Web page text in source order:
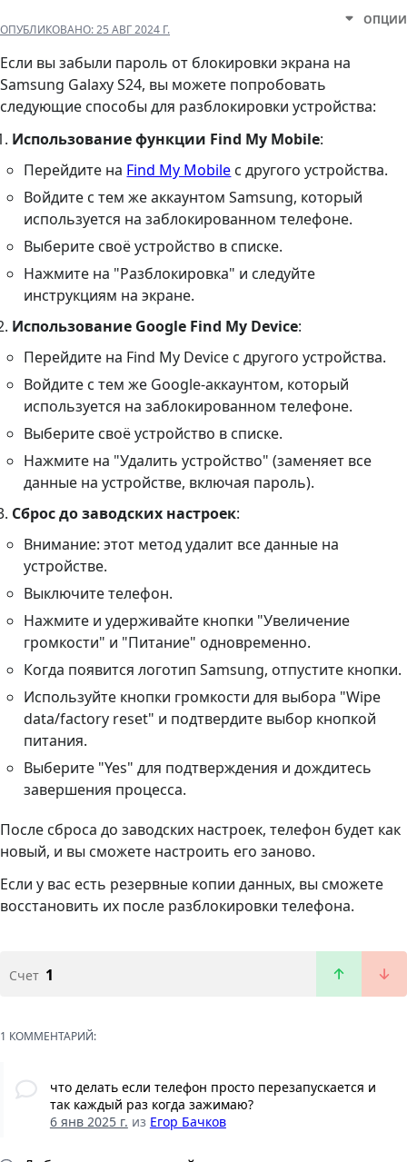
ОПУБЛИКОВАНО:25 АВГ 2024 Г.
ОПЦИИ
Если вы забыли пароль от блокировки экрана на
Samsung Galaxy S24, вы можете попробовать
следующие способы для разблокировки устройства:
Использование функции Find My Mobile:
Перейдите на Find My Mobile с другого устройства.
Войдите с тем же аккаунтом Samsung, который
используется на заблокированном телефоне.
Выберите своё устройство в списке.
Нажмите на "Разблокировка" и следуйте
инструкциям на экране.
Использование Google Find My Device:
Перейдите на Find My Device с другого устройства.
Войдите с тем же Google-аккаунтом, который
используется на заблокированном телефоне.
Выберите своё устройство в списке.
Нажмите на "Удалить устройство" (заменяет все
данные на устройстве, включая пароль).
Сброс до заводских настроек:
Внимание: этот метод удалит все данные на
устройстве.
Выключите телефон.
Нажмите и удерживайте кнопки "Увеличение
громкости" и "Питание" одновременно.
Когда появится логотип Samsung, отпустите кнопки.
Используйте кнопки громкости для выбора "Wipe
data/factory reset" и подтвердите выбор кнопкой
питания.
Выберите "Yes" для подтверждения и дождитесь
завершения процесса.
После сброса до заводских настроек, телефон будет как
новый, и вы сможете настроить его заново.
Если у вас есть резервные копии данных, вы сможете
восстановить их после разблокировки телефона.
Счет 1
1 КОММЕНТАРИЙ:
что делать если телефон просто перезапускается и
так каждый раз когда зажимаю?
6 янв 2025 г. из Егор Бачков